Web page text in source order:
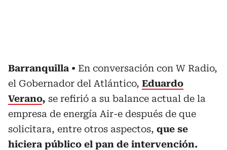
Barranquilla
En conversación con W Radio,
el Gobernador del Atlántico, Eduardo
Verano, se refirió a su balance actual de la
empresa de energía Air-e después de que
solicitara, entre otros aspectos, que se
hiciera público el pan de intervención.